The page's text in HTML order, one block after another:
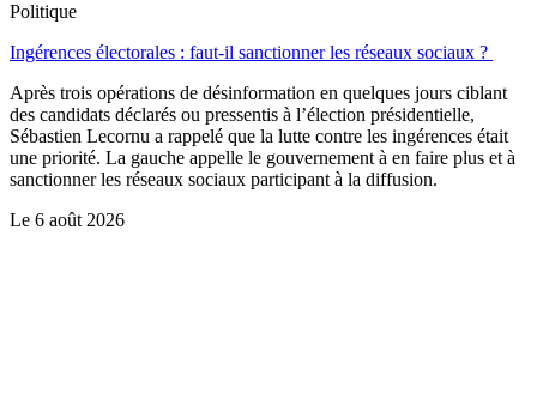
Politique
Ingérences électorales : faut-il sanctionner les réseaux sociaux ?
Après trois opérations de désinformation en quelques jours ciblant
des candidats déclarés ou pressentis à l’élection présidentielle,
Sébastien Lecornu a rappelé que la lutte contre les ingérences était
une priorité. La gauche appelle le gouvernement à en faire plus et à
sanctionner les réseaux sociaux participant à la diffusion.
Le 6 août 2026